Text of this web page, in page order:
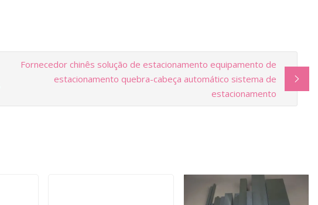
Fornecedor chinês solução de estacionamento equipamento de
estacionamento quebra-cabeça automático sistema de
estacionamento